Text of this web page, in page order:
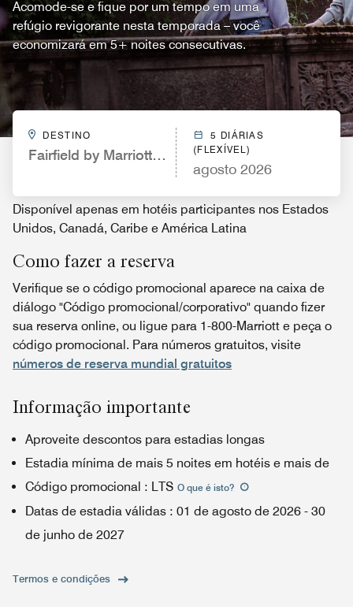
Acomode-se e fique por um tempo em uma
refúgio revigorante nesta temporada – você
economizará em 5+ noites consecutivas.
DESTINO
Fairfield by Marriott Inn & Suites Kelowna
5 DIÁRIAS
(FLEXÍVEL)
agosto 2026
Disponível apenas em hotéis participantes nos Estados
Unidos, Canadá, Caribe e América Latina
Como fazer a reserva
Verifique se o código promocional aparece na caixa de
diálogo "Código promocional/corporativo" quando fizer
sua reserva online, ou ligue para 1-800-Marriott e peça o
código promocional. Para números gratuitos, visite
números de reserva mundial gratuitos
Informação importante
Aproveite descontos para estadias longas
Estadia mínima de mais 5 noites em hotéis e mais de
Código promocional : LTS O que é isto?
Datas de estadia válidas : 01 de agosto de 2026 - 30
de junho de 2027
Termos e condições